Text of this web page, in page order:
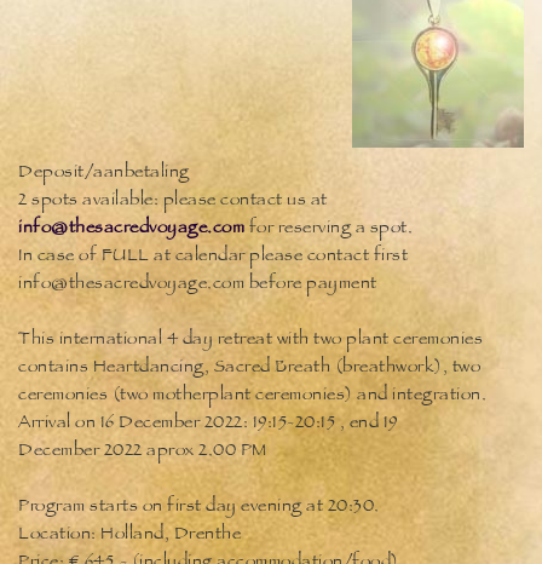
Deposit/aanbetaling
2 spots available: please contact us at
info@thesacredvoyage.comfor reserving a spot.
In case of FULL at calendar please contact first
info@thesacredvoyage.com before payment
This international 4 day retreat with two plant ceremonies
contains Heartdancing, Sacred Breath (breathwork), two
ceremonies (two motherplant ceremonies) and integration.
Arrival on 16 December 2022: 19:15-20:15 , end 19
December 2022 aprox 2.00 PM
Program starts on first day evening at 20:30.
Location: Holland, Drenthe